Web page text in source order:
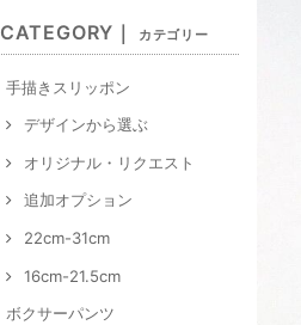
CATEGORY｜ カテゴリー
手描きスリッポン
デザインから選ぶ
オリジナル・リクエスト
追加オプション
22cm-31cm
16cm-21.5cm
ボクサーパンツ